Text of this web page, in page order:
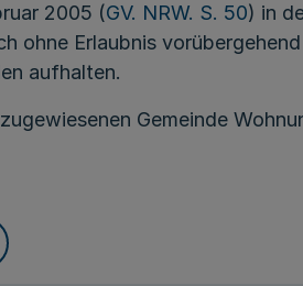
2005 (GV. NRW. S. 50) in
ohne Erlaubnis
aufhalten.
Gemeinde